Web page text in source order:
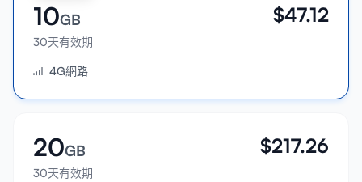
10GB
30天有效期
$47.12
4G網路
20GB
30天有效期
$217.26